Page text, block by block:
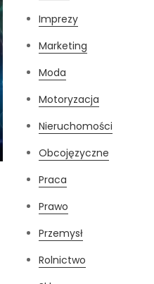
Imprezy
Marketing
Moda
Motoryzacja
Nieruchomości
Obcojęzyczne
Praca
Prawo
Przemysł
Rolnictwo